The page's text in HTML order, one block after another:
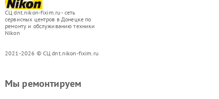
СЦ dnt.nikon-fixim.ru - сеть
сервисных центров в Донецке по
ремонту и обслуживанию техники
Nikon
2021-2026 © СЦ dnt.nikon-fixim.ru
Мы ремонтируем